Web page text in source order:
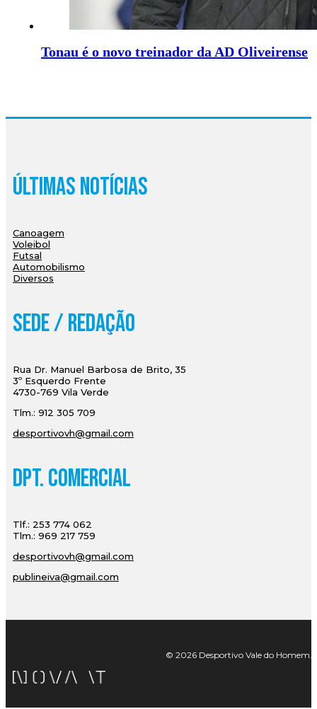
Tonau é o novo treinador da AD Oliveirense
Últimas Notícias
Canoagem
Voleibol
Futsal
Automobilismo
Diversos
Sede / Redação
Rua Dr. Manuel Barbosa de Brito, 35
3º Esquerdo Frente
4730-769 Vila Verde
Tlm.: 912 305 709
desportivovh@gmail.com
Dpt. Comercial
Tlf.: 253 774 062
Tlm.: 969 217 759
desportivovh@gmail.com
publineiva@gmail.com
© 2026 Desportivo Vale do Homem.